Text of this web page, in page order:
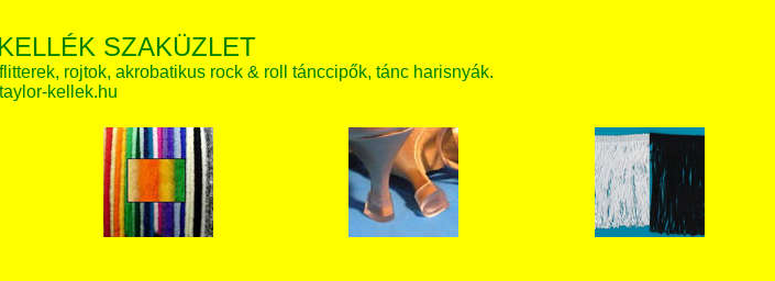
SZAKÜZLET
rojtok, akrobatikus rock & roll tánccipők, tánc harisnyák.
kellek.hu